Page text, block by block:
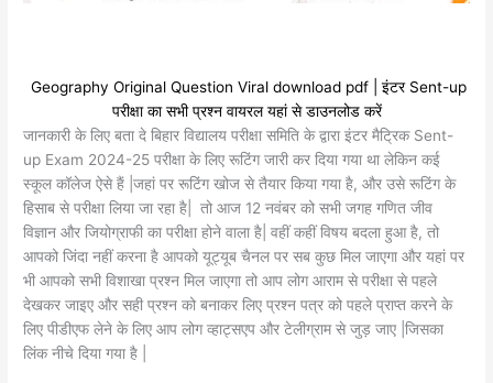
Geography Original Question Viral download pdf | इंटर Sent-up
परीक्षा का सभी प्रश्न वायरल यहां से डाउनलोड करें
जानकारी के लिए बता दे बिहार विद्यालय परीक्षा समिति के द्वारा इंटर मैट्रिक Sent-
up Exam 2024-25 परीक्षा के लिए रूटिंग जारी कर दिया गया था लेकिन कई
स्कूल कॉलेज ऐसे हैं |जहां पर रूटिंग खोज से तैयार किया गया है, और उसे रूटिंग के
हिसाब से परीक्षा लिया जा रहा है| तो आज 12 नवंबर को सभी जगह गणित जीव
विज्ञान और जियोग्राफी का परीक्षा होने वाला है| वहीं कहीं विषय बदला हुआ है, तो
आपको जिंदा नहीं करना है आपको यूट्यूब चैनल पर सब कुछ मिल जाएगा और यहां पर
भी आपको सभी विशाखा प्रश्न मिल जाएगा तो आप लोग आराम से परीक्षा से पहले
देखकर जाइए और सही प्रश्न को बनाकर लिए प्रश्न पत्र को पहले प्राप्त करने के
लिए पीडीएफ लेने के लिए आप लोग व्हाट्सएप और टेलीग्राम से जुड़ जाए |जिसका
लिंक नीचे दिया गया है |